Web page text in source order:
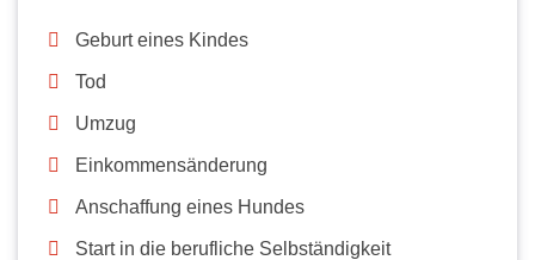
Geburt eines Kindes
Tod
Umzug
Einkommensänderung
Anschaffung eines Hundes
Start in die berufliche Selbständigkeit